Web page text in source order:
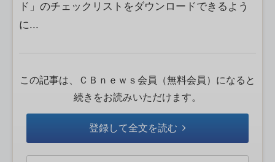
ド」のチェックリストをダウンロードできるよう
に...
この記事は、ＣＢｎｅｗｓ会員（無料会員）になると
続きをお読みいただけます。
登録して全文を読む